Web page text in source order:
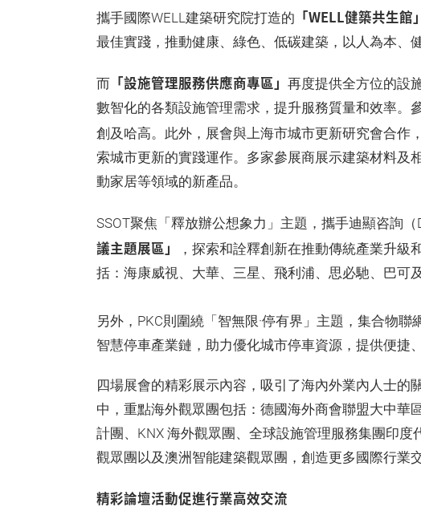
攜手國際WELL建築研究院打造的 「WELL健築共生館」
最佳實踐，推動健康、綠色、低碳建築，以人為本、
而 「設施管理服務供應商專區」 再度提供全方位的設
數智化的各類設施管理需求，提升服務質量和效率。
創及哈高。此外，展會與上海市城市更新研究會合作
索城市更新的實踐運作。多家參展商展示建築材料及
動家居等領域的新產品。
SSOT聚焦「釋放辦公想象力」主題，攜手迪顯咨詢
議主題展區」
，探索和詮釋創新在推動傳統產業升
括：海康威視、大華、三星、飛利浦、思必馳、巴可及
另外，PKC則圍繞「智無限·停有界」主題，集合物
智慧停車產業鏈，助力優化城市停車資源，提供便捷
四場展會的精彩展示內容，吸引了海內外業內人士的
中，重點海外觀眾團包括：德國海外商會聯盟大中華
計團、KNX 海外觀眾團、全球設施管理服務集團印
觀眾團以及澳洲智能建築觀眾團，創造更多國際行業
精彩論壇活動促進行業高效交流